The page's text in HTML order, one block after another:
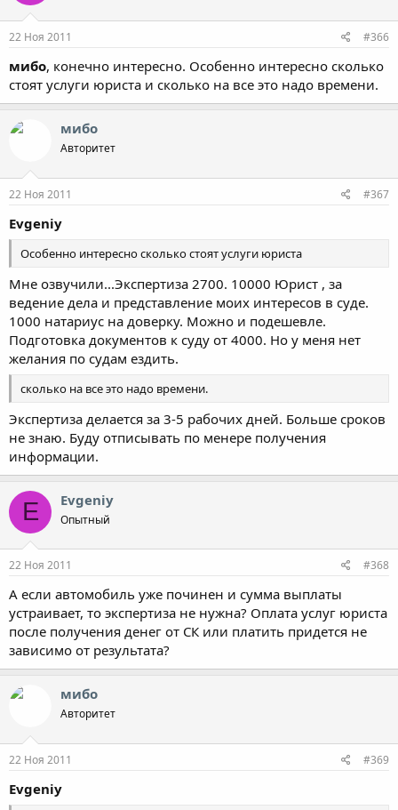
22 Ноя 2011 #366
мибо, конечно интересно. Особенно интересно сколько
стоят услуги юриста и сколько на все это надо времени.
мибо
Авторитет
22 Ноя 2011 #367
Evgeniy
Особенно интересно сколько стоят услуги юриста
Мне озвучили...Экспертиза 2700. 10000 Юрист , за
ведение дела и представление моих интересов в суде.
1000 натариус на доверку. Можно и подешевле.
Подготовка документов к суду от 4000. Но у меня нет
желания по судам ездить.
сколько на все это надо времени.
Экспертиза делается за 3-5 рабочих дней. Больше сроков
не знаю. Буду отписывать по менере получения
информации.
E Evgeniy
Опытный
22 Ноя 2011 #368
А если автомобиль уже починен и сумма выплаты
устраивает, то экспертиза не нужна? Оплата услуг юриста
после получения денег от СК или платить придется не
зависимо от результата?
мибо
Авторитет
22 Ноя 2011 #369
Evgeniy